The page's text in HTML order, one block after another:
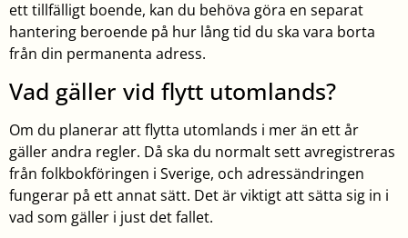
ett tillfälligt boende, kan du behöva göra en separat
hantering beroende på hur lång tid du ska vara borta
från din permanenta adress.
Vad gäller vid flytt utomlands?
Om du planerar att flytta utomlands i mer än ett år
gäller andra regler. Då ska du normalt sett avregistreras
från folkbokföringen i Sverige, och adressändringen
fungerar på ett annat sätt. Det är viktigt att sätta sig in i
vad som gäller i just det fallet.